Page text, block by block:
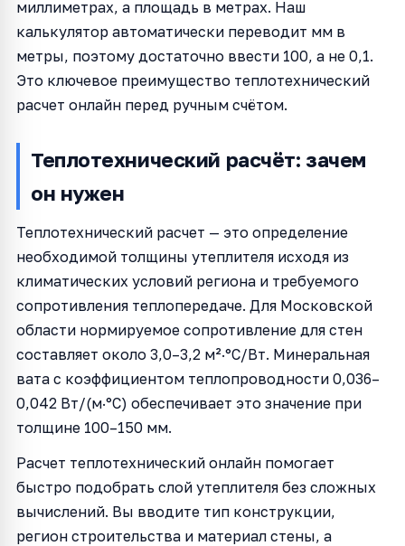
миллиметрах, а площадь в метрах. Наш
калькулятор автоматически переводит мм в
метры, поэтому достаточно ввести 100, а не 0,1.
Это ключевое преимущество теплотехнический
расчет онлайн перед ручным счётом.
Теплотехнический расчёт: зачем
он нужен
Теплотехнический расчет — это определение
необходимой толщины утеплителя исходя из
климатических условий региона и требуемого
сопротивления теплопередаче. Для Московской
области нормируемое сопротивление для стен
составляет около 3,0–3,2 м²·°C/Вт. Минеральная
вата с коэффициентом теплопроводности 0,036–
0,042 Вт/(м·°C) обеспечивает это значение при
толщине 100–150 мм.
Расчет теплотехнический онлайн помогает
быстро подобрать слой утеплителя без сложных
вычислений. Вы вводите тип конструкции,
регион строительства и материал стены, а